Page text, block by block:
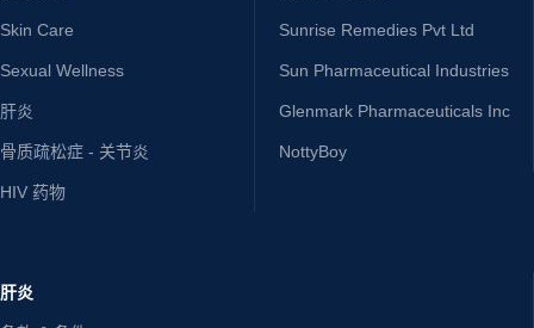
Skin Care
Sexual Wellness
肝炎
骨质疏松症 - 关节炎
HIV 药物
Sunrise Remedies Pvt Ltd
Sun Pharmaceutical Industries
Glenmark Pharmaceuticals Inc
NottyBoy
肝炎